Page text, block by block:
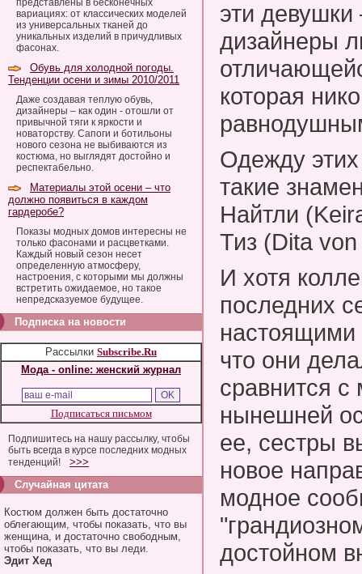
представлены в бесконечных
вариациях: от классических моделей
из универсальных тканей до
уникальных изделий в причудливых
фасонах.
Обувь для холодной погоды.
Тенденции осени и зимы 2010/2011
Даже создавая теплую обувь,
дизайнеры – как один - отошли от
привычной тяги к яркости и
новаторству. Сапоги и ботильоны
нового сезона не выбиваются из
костюма, но выглядят достойно и
респектабельно.
Материалы этой осени – что
должно появиться в каждом
гардеробе?
Показы модных домов интересны не
только фасонами и расцветками.
Каждый новый сезон несет
определенную атмосферу,
настроения, с которыми мы должны
встретить ожидаемое, но такое
непредсказуемое будущее.
Подписка на новости
Рассылки Subscribe.Ru
Мода - online: женский журнал
Подписаться письмом
Подпишитесь на нашу рассылку, чтобы
быть всегда в курсе последних модных
тенденций!
>>>
Случайная цитата
Костюм должен быть достаточно
облегающим, чтобы показать, что вы
женщина, и достаточно свободным,
чтобы показать, что вы леди.
Эдит Хед
эти
дизайнеры
которая
Одежду
такие
Найтли
Тиз (Dita
И хотя
последних
настоящими
что они
сравнится
нынешней
ее, сестры
новое
модное
достойном